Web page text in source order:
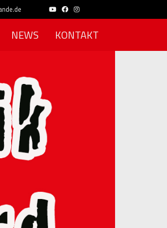
NEWS KONTAKT